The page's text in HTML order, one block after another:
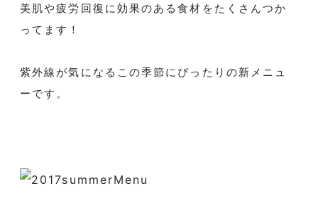
美肌や疲労回復に効果のある食材をたくさんつか
ってます！
紫外線が気になるこの季節にぴったりの新メニュ
ーです。